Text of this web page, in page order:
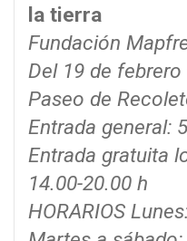
la tierra
Fundación
Del 19 de
Paseo de
Entrada general:
Entrada gratuita
14.00-20.00 h
HORARIOS